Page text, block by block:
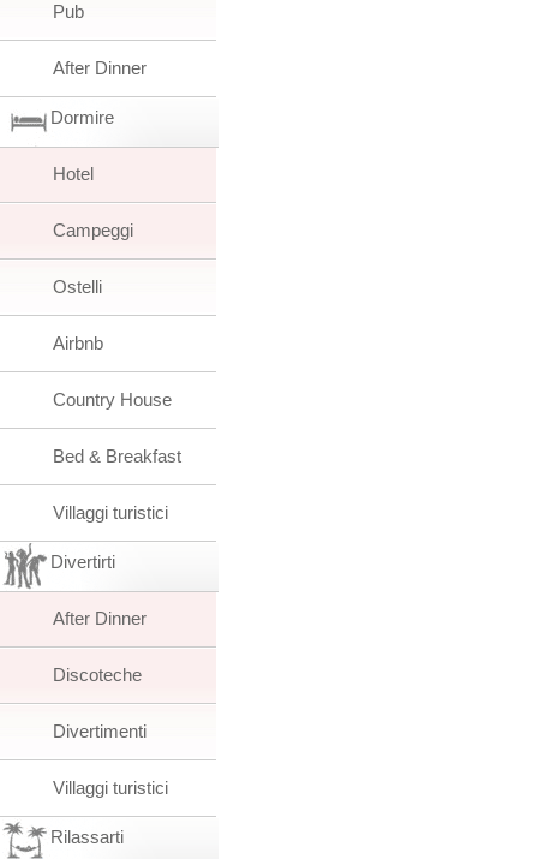
Pub
After Dinner
Dormire
Hotel
Campeggi
Ostelli
Airbnb
Country House
Bed & Breakfast
Villaggi turistici
Divertirti
After Dinner
Discoteche
Divertimenti
Villaggi turistici
Rilassarti